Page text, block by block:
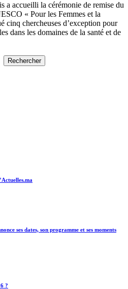
a accueilli la cérémonie de remise du
« Pour les Femmes et la
cinq chercheuses d’exception pour
dans les domaines de la santé et de
Rechercher
ses dates, son programme et ses moments
?